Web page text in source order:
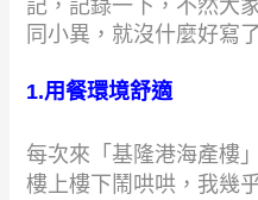
記，記錄一下，不然大
同小異，就沒什麼好寫
1.用餐環境舒適
每次來「基隆港海產樓
樓上樓下鬧哄哄，我幾